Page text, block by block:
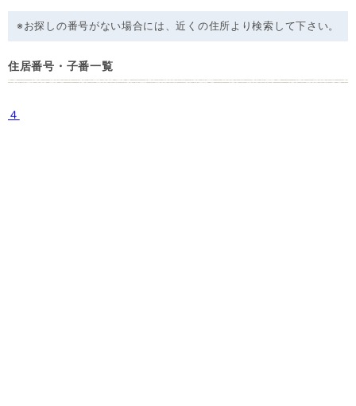
※お探しの番号がない場合には、近くの住所より検索して下さい。
住居番号・子番一覧
４